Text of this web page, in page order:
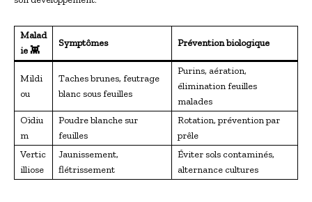
Malad
ie 👾
Symptômes Prévention biologique
Mildi
ou
Taches brunes, feutrage
blanc sous feuilles
Purins, aération,
élimination feuilles
malades
Oïdiu
m
Poudre blanche sur
feuilles
Rotation, prévention par
prêle
Vertic
illiose
Jaunissement,
flétrissement
Éviter sols contaminés,
alternance cultures